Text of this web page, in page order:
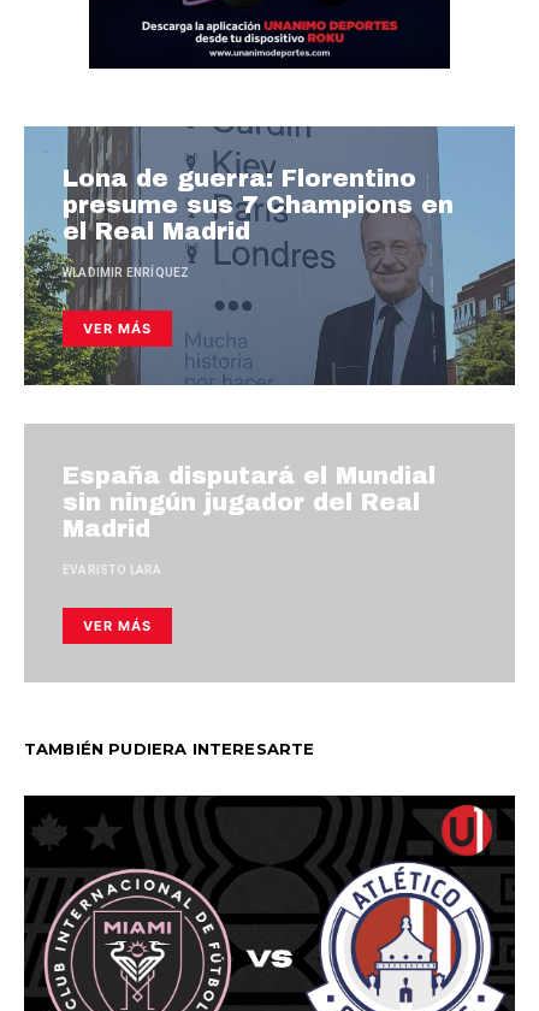
Lona de guerra: Florentino
presume sus 7 Champions en
el Real Madrid
WLADIMIR ENRÍQUEZ
VER MÁS
España disputará el Mundial
sin ningún jugador del Real
Madrid
EVARISTO LARA
VER MÁS
TAMBIÉN PUDIERA INTERESARTE